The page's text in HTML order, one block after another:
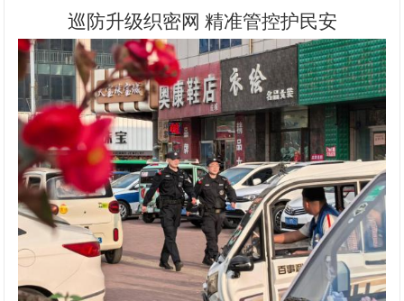
巡防升级织密网 精准管控护民安